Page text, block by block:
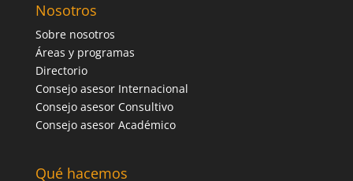
Nosotros
Sobre nosotros
Áreas y programas
Directorio
Consejo asesor Internacional
Consejo asesor Consultivo
Consejo asesor Académico
Qué hacemos